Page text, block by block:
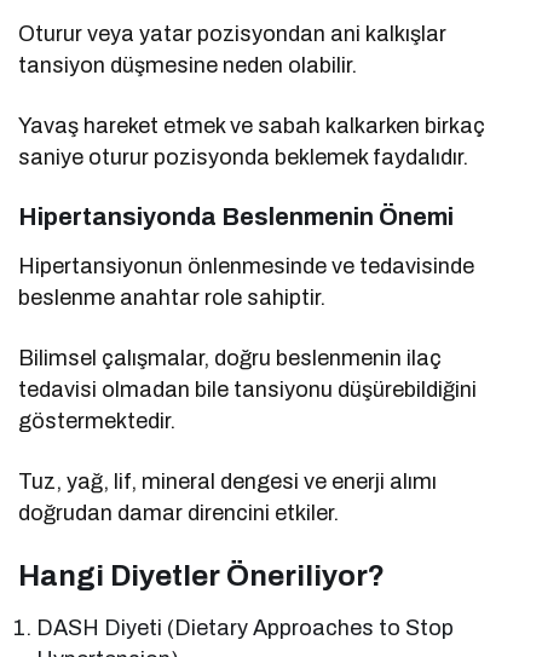
Oturur veya yatar pozisyondan ani kalkışlar
tansiyon düşmesine neden olabilir.
Yavaş hareket etmek ve sabah kalkarken birkaç
saniye oturur pozisyonda beklemek faydalıdır.
Hipertansiyonda Beslenmenin Önemi
Hipertansiyonun önlenmesinde ve tedavisinde
beslenme anahtar role sahiptir.
Bilimsel çalışmalar, doğru beslenmenin ilaç
tedavisi olmadan bile tansiyonu düşürebildiğini
göstermektedir.
Tuz, yağ, lif, mineral dengesi ve enerji alımı
doğrudan damar direncini etkiler.
Hangi Diyetler Öneriliyor?
DASH Diyeti (Dietary Approaches to Stop